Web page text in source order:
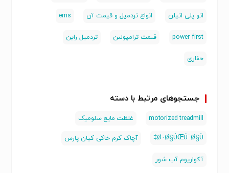
اتو پلی اتیلن انواع تردمیل و قیمت آن ems
power first قىمت ترامپولىن تردمیل راین
حفاری
جستجوهای مرتبط با دسته
motorized treadmill غلظت مایع سلومیک
Ø¬Ø§ÛŒÚ¯Ø§Ù‡ آچاک کرم خاکی کیان پارس
آکواریوم آب شور